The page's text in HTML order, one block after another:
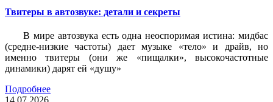
Твитеры в автозвуке: детали и секреты
В мире автозвука есть одна неоспоримая истина: мидбас
(средне-низкие частоты) дает музыке «тело» и драйв, но
именно твитеры (они же «пищалки», высокочастотные
динамики) дарят ей «душу»
Подробнее